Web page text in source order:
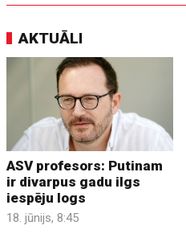
AKTUĀLI
ASV profesors: Putinam
ir divarpus gadu ilgs
iespēju logs
18. jūnijs, 8:45